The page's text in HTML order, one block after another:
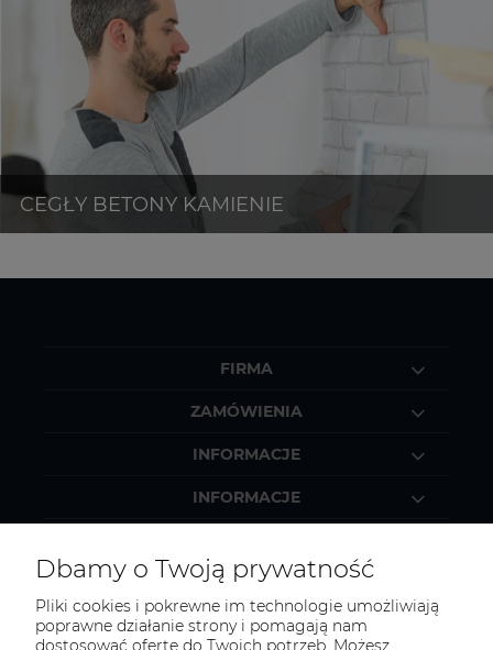
FIRMA
ZAMÓWIENIA
INFORMACJE
INFORMACJE
Dbamy o Twoją prywatność
Pliki cookies i pokrewne im technologie umożliwiają
poprawne działanie strony i pomagają nam
dostosować ofertę do Twoich potrzeb. Możesz